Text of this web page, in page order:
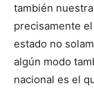
también
precisamente
estado no
algún modo
nacional es el